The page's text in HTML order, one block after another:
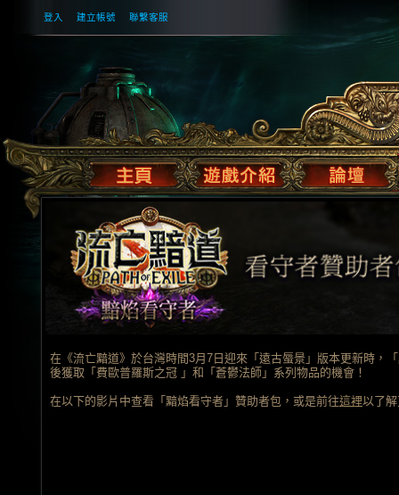
登入 建立帳號 聯繫客服
在《流亡黯道》於台灣時間3月7日迎來「遠古蜃景」版本更新時，
後獲取「費歐普羅斯之冠 」和「蒼鬱法師」系列物品的機會！
在以下的影片中查看「黯焰看守者」贊助者包，或是前往這裡以了